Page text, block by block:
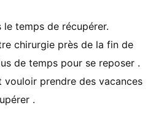
temps de récupérer.
chirurgie près de la fin de
de temps pour se reposer .
vouloir prendre des vacances
.